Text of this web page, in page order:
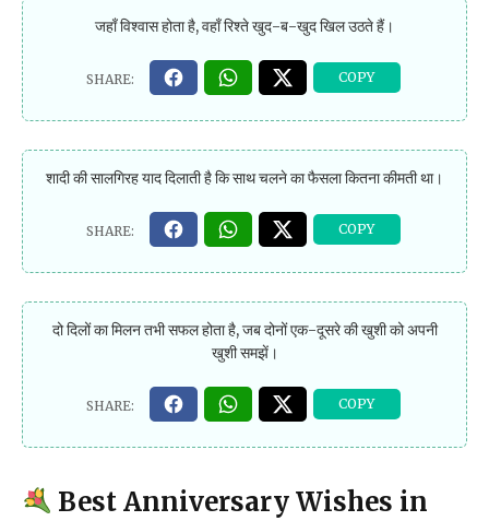
जहाँ विश्वास होता है, वहाँ रिश्ते खुद-ब-खुद खिल उठते हैं।
शादी की सालगिरह याद दिलाती है कि साथ चलने का फैसला कितना कीमती था।
दो दिलों का मिलन तभी सफल होता है, जब दोनों एक-दूसरे की खुशी को अपनी
खुशी समझें।
Best Anniversary Wishes in